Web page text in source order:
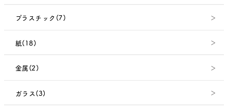
プラスチック(7)
紙(18)
金属(2)
ガラス(3)